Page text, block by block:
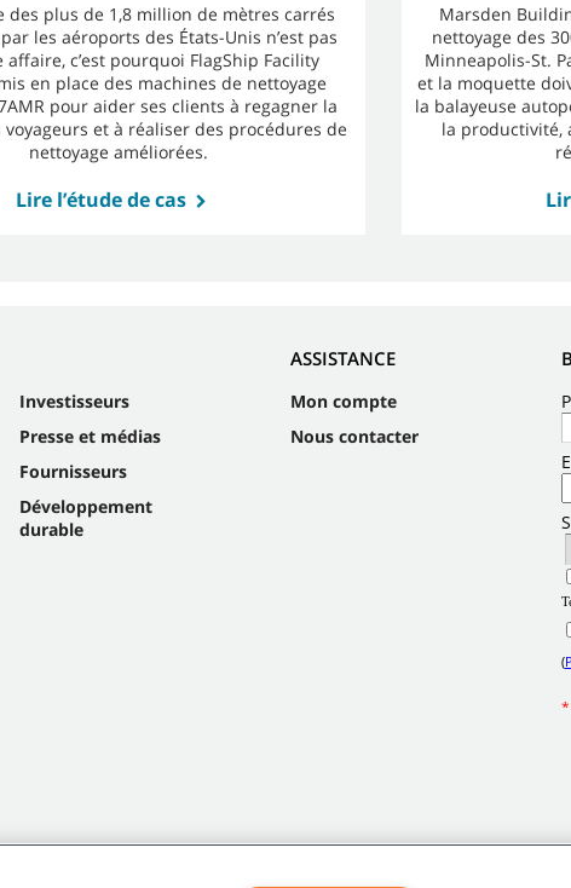
des plus de 1,8 million de mètres carrés
les aéroports des États-Unis n’est pas
affaire, c’est pourquoi FlagShip Facility
en place des machines de nettoyage
pour aider ses clients à regagner la
voyageurs et à réaliser des procédures de
nettoyage améliorées.
Lire l’étude de cas
Marsden
nettoyage des
Minneapolis-St.
et la moquette
la balayeuse
la productivité,
Investisseurs
Presse et médias
Fournisseurs
Développement
durable
ASSISTANCE
Mon compte
Nous contacter